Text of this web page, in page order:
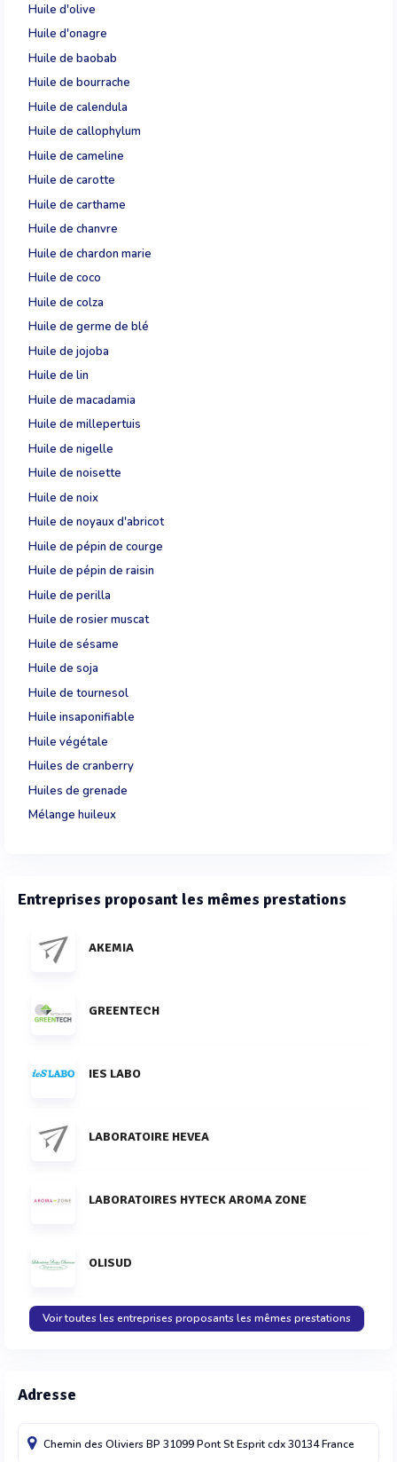
Huile d'olive
Huile d'onagre
Huile de baobab
Huile de bourrache
Huile de calendula
Huile de callophylum
Huile de cameline
Huile de carotte
Huile de carthame
Huile de chanvre
Huile de chardon marie
Huile de coco
Huile de colza
Huile de germe de blé
Huile de jojoba
Huile de lin
Huile de macadamia
Huile de millepertuis
Huile de nigelle
Huile de noisette
Huile de noix
Huile de noyaux d'abricot
Huile de pépin de courge
Huile de pépin de raisin
Huile de perilla
Huile de rosier muscat
Huile de sésame
Huile de soja
Huile de tournesol
Huile insaponifiable
Huile végétale
Huiles de cranberry
Huiles de grenade
Mélange huileux
Entreprises proposant les mêmes prestations
AKEMIA
GREENTECH
IES LABO
LABORATOIRE HEVEA
LABORATOIRES HYTECK AROMA ZONE
OLISUD
Voir toutes les entreprises proposants les mêmes prestations
Adresse
Chemin des Oliviers BP 31099Pont St Esprit cdx30134France